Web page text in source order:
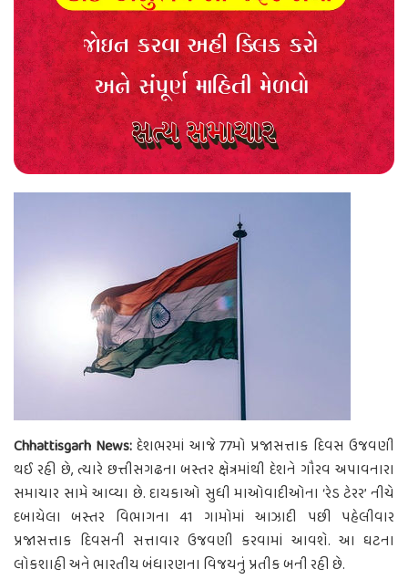
Chhattisgarh News:દેશભરમાં આજે 77મો પ્રજાસત્તાક દિવસ ઉજવણી
થઈ રહી છે, ત્યારે છત્તીસગઢના બસ્તર ક્ષેત્રમાંથી દેશને ગૌરવ અપાવનારા
સમાચાર સામે આવ્યા છે. દાયકાઓ સુધી માઓવાદીઓના ‘રેડ ટેરર’ નીચે
દબાયેલા બસ્તર વિભાગના 41 ગામોમાં આઝાદી પછી પહેલીવાર
પ્રજાસત્તાક દિવસની સત્તાવાર ઉજવણી કરવામાં આવશે. આ ઘટના
લોકશાહી અને ભારતીય બંધારણના વિજયનું પ્રતીક બની રહી છે.